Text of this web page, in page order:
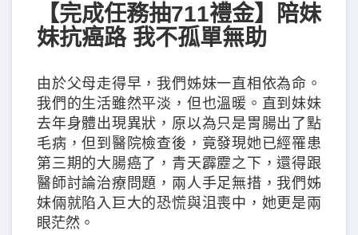
【完成任務抽711禮金】陪妹
妹抗癌路 我不孤單無助
由於父母走得早，我們姊妹一直相依為命。
我們的生活雖然平淡，但也溫暖。直到妹妹
去年身體出現異狀，原以為只是胃腸出了點
毛病，但到醫院檢查後，竟發現她已經罹患
第三期的大腸癌了，青天霹靂之下，還得跟
醫師討論治療問題，兩人手足無措，我們姊
妹倆就陷入巨大的恐慌與沮喪中，她更是兩
眼茫然。